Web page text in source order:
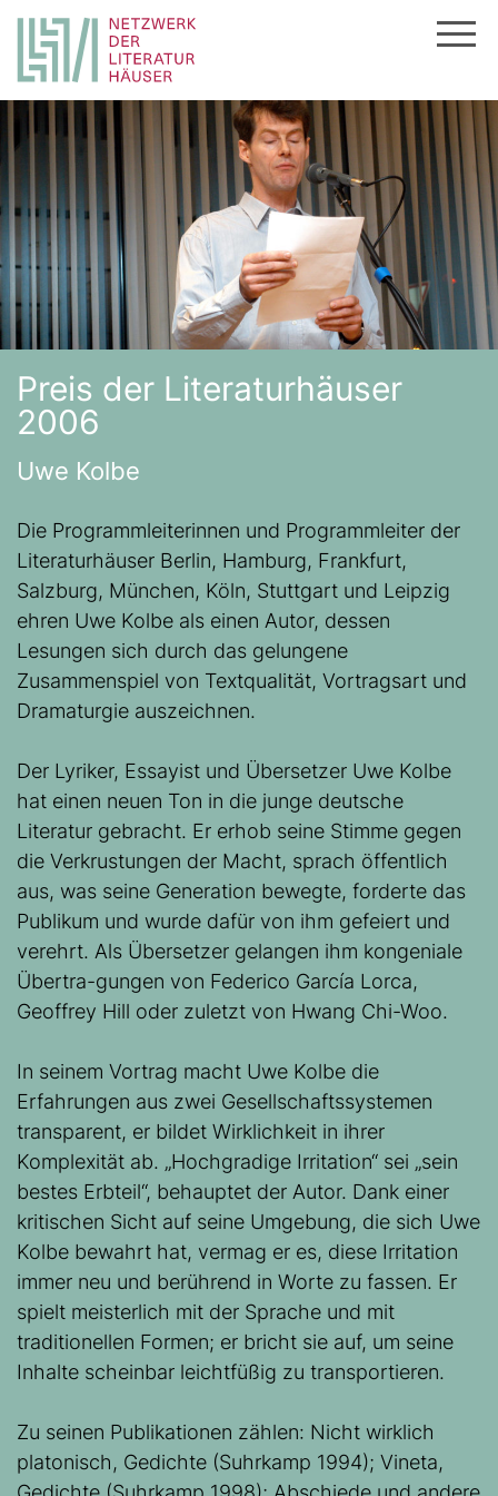
Inhalt
Preis der Literaturhäuser
2006
Uwe Kolbe
Die Programmleiterinnen und Programmleiter der
Literaturhäuser Berlin, Hamburg, Frankfurt,
Salzburg, München, Köln, Stuttgart und Leipzig
ehren Uwe Kolbe als einen Autor, dessen
Lesungen sich durch das gelungene
Zusammenspiel von Textqualität, Vortragsart und
Dramaturgie auszeichnen.
Der Lyriker, Essayist und Übersetzer Uwe Kolbe
hat einen neuen Ton in die junge deutsche
Literatur gebracht. Er erhob seine Stimme gegen
die Verkrustungen der Macht, sprach öffentlich
aus, was seine Generation bewegte, forderte das
Publikum und wurde dafür von ihm gefeiert und
verehrt. Als Übersetzer gelangen ihm kongeniale
Übertra-gungen von Federico García Lorca,
Geoffrey Hill oder zuletzt von Hwang Chi-Woo.
In seinem Vortrag macht Uwe Kolbe die
Erfahrungen aus zwei Gesellschaftssystemen
transparent, er bildet Wirklichkeit in ihrer
Komplexität ab. „Hochgradige Irritation“ sei „sein
bestes Erbteil“, behauptet der Autor. Dank einer
kritischen Sicht auf seine Umgebung, die sich Uwe
Kolbe bewahrt hat, vermag er es, diese Irritation
immer neu und berührend in Worte zu fassen. Er
spielt meisterlich mit der Sprache und mit
traditionellen Formen; er bricht sie auf, um seine
Inhalte scheinbar leichtfüßig zu transportieren.
Zu seinen Publikationen zählen: Nicht wirklich
platonisch, Gedichte (Suhrkamp 1994); Vineta,